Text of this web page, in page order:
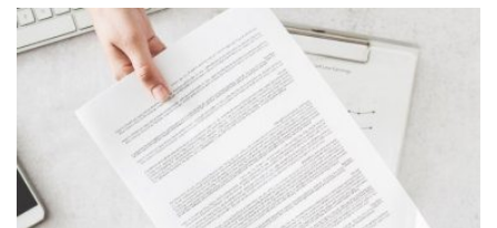
explicamos los 8 pasos clave para constituir
una fundación en España: 1. Redactar los […]